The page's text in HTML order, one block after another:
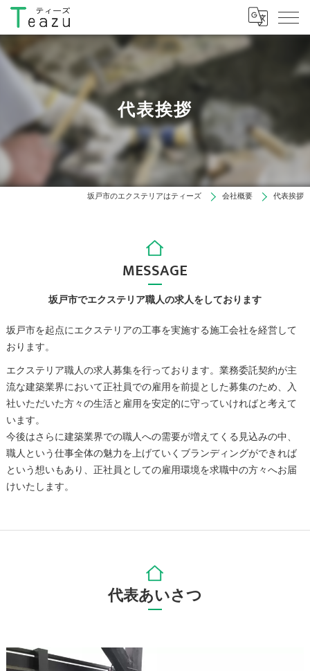
代表挨拶
坂戸市のエクステリアはティーズ 会社概要 代表挨拶
坂戸市でエクステリア職人の求人をしております
MESSAGE
坂戸市を起点にエクステリアの工事を実施する施工会社を経営して
おります。
エクステリア職人の求人募集を行っております。業務委託契約が主
流な建築業界において正社員での雇用を前提とした募集のため、入
社いただいた方々の生活と雇用を安定的に守っていければと考えて
います。
今後はさらに建築業界での職人への需要が増えてくる見込みの中、
職人という仕事全体の魅力を上げていくブランディングができれば
という想いもあり、正社員としての雇用環境を求職中の方々へお届
けいたします。
代表あいさつ